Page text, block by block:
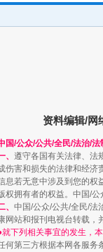
资料编辑/网
国/公众/公共/全民/法治/
、 遵守各国有关法律、法
伤害和损失的法律和经济
息若无意中涉及到您的权
权拥有者的权益。中国/
、 中国/公众/公共/全民/法
网站和报刊电视台转载，
就下列相关事宜的发生，
何第三方根据本网各服务